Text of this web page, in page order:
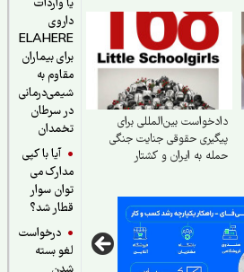
یا واردات
ELAHERE
برای بیماران
مقاوم به
شیمی‌درمانی
در سرطان
تخمدان
آیا با کپی
مدارک می
توان سوار
قطار شد؟
درخواست
لغو بسته
کردن دشمن
بین‌المللی برای
حقوقی جنایت جنگی
به ایران و کشتار